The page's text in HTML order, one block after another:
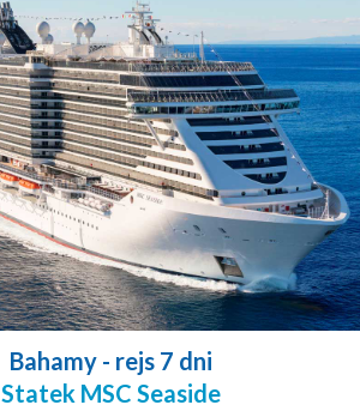
Bahamy- rejs 7 dni
Statek MSC Seaside